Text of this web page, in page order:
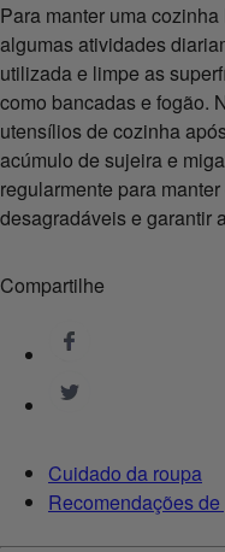
Para manter uma
algumas atividades
utilizada e limpe as
como bancadas e fogão.
utensílios de cozinha
acúmulo de sujeira e
regularmente para
desagradáveis e garantir
Compartilhe
Cuidado da roupa
Recomendações